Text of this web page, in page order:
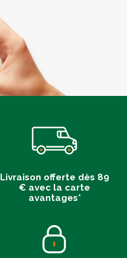
Livraison offerte dès 89
€ avec la carte
avantages*